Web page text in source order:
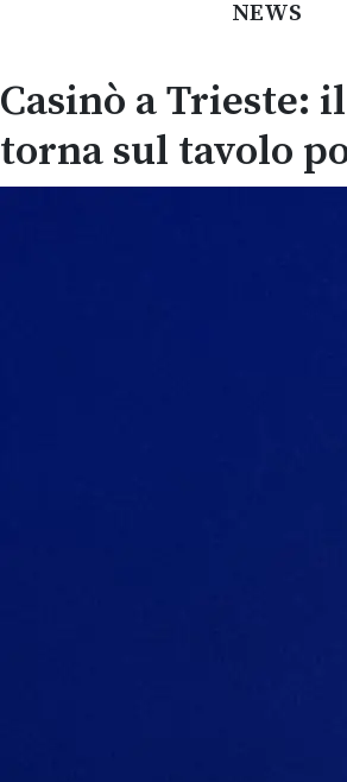
NEWS
Casinò a Trieste:
torna sul tavolo